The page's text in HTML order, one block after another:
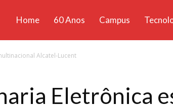
Home 60 Anos Campus
Alcatel-Lucent
Eletrônica